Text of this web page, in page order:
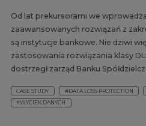
Od lat prekursorami we
zaawansowanych rozwiązań z
są instytucje bankowe. Nie dziwi
zastosowania rozwiązania klasy
dostrzegł zarząd Banku
CASE STUDY #DATA LOSS PROTECTION
#WYCIEK DANYCH